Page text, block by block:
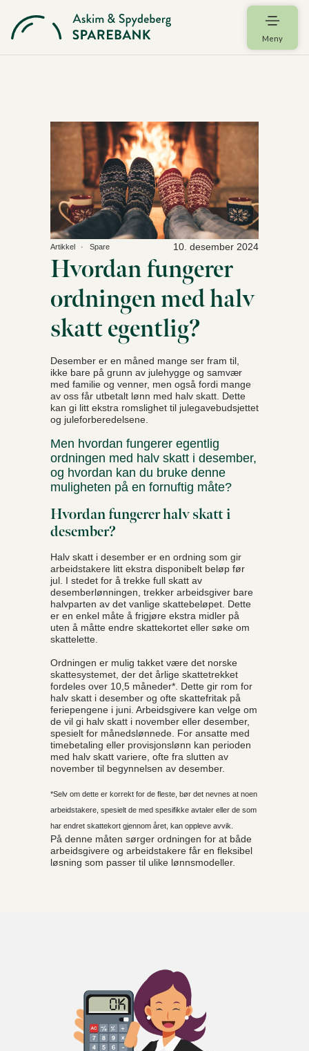
Meny
Artikkel Spare
Hvordan fungerer
ordningen med halv
skatt egentlig?
10. desember 2024
Desember er en måned mange ser fram til,
ikke bare på grunn av julehygge og samvær
med familie og venner, men også fordi mange
av oss får utbetalt lønn med halv skatt. Dette
kan gi litt ekstra romslighet til julegavebudsjettet
og juleforberedelsene.
Men hvordan fungerer egentlig
ordningen med halv skatt i desember,
og hvordan kan du bruke denne
muligheten på en fornuftig måte?
Hvordan fungerer halv skatt i
desember?
Halv skatt i desember er en ordning som gir
arbeidstakere litt ekstra disponibelt beløp før
jul. I stedet for å trekke full skatt av
desemberlønningen, trekker arbeidsgiver bare
halvparten av det vanlige skattebeløpet. Dette
er en enkel måte å frigjøre ekstra midler på
uten å måtte endre skattekortet eller søke om
skattelette.
Ordningen er mulig takket være det norske
skattesystemet, der det årlige skattetrekket
fordeles over 10,5 måneder*. Dette gir rom for
halv skatt i desember og ofte skattefritak på
feriepengene i juni. Arbeidsgivere kan velge om
de vil gi halv skatt i november eller desember,
spesielt for månedslønnede. For ansatte med
timebetaling eller provisjonslønn kan perioden
med halv skatt variere, ofte fra slutten av
november til begynnelsen av desember.
*Selv om dette er korrekt for de fleste, bør det nevnes at noen
arbeidstakere, spesielt de med spesifikke avtaler eller de som
har endret skattekort gjennom året, kan oppleve avvik.
På denne måten sørger ordningen for at både
arbeidsgivere og arbeidstakere får en fleksibel
løsning som passer til ulike lønnsmodeller.